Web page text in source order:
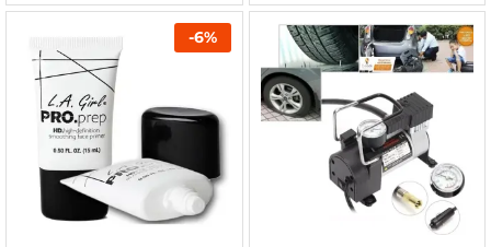
-6%